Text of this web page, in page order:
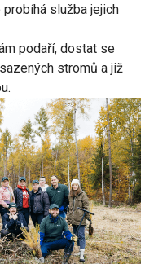
služba jejich
podaří, dostat se
stromů a již